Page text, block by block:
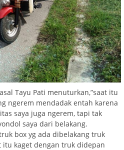
Tayu Pati menuturkan,”saat itu
ngerem mendadak entah karena
saya juga ngerem, tapi tak
saya dari belakang.
box yg ada dibelakang truk
itu kaget dengan truk didepan